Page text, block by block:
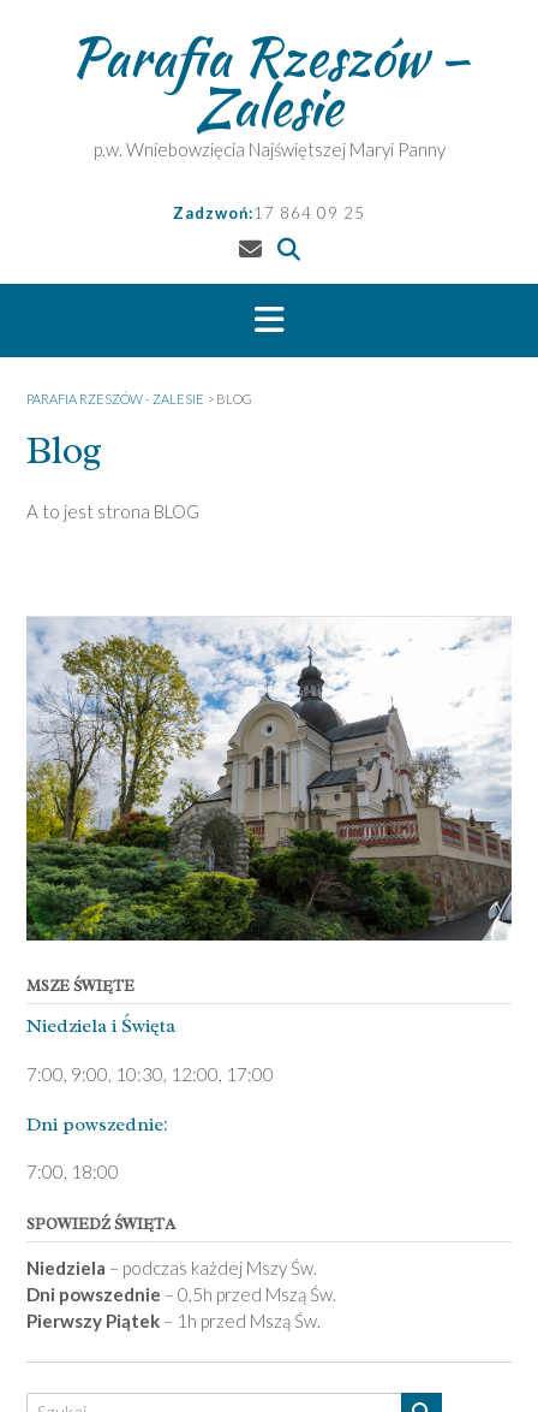
Parafia Rzeszów –
Zalesie
p.w. Wniebowzięcia Najświętszej Maryi Panny
Zadzwoń:17 864 09 25
PARAFIA RZESZÓW - ZALESIE > BLOG
Blog
A to jest strona BLOG
MSZE ŚWIĘTE
Niedziela ­i Święta
7:00, 9:00, 10:30, 12:00, 17:00
Dni pows­zednie:
7­:00, 18:00­
SPOWIEDŹ ŚWIĘTA
Niedziela – podczas każdej Mszy Św.
Dni powszednie – 0,5h przed Mszą Św.
Pierwszy Piątek – 1h przed Mszą Św.